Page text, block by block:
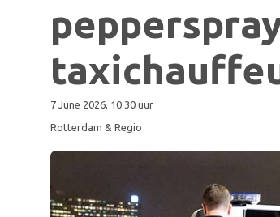
7 June 2026, 10:30 uur
Rotterdam & Regio